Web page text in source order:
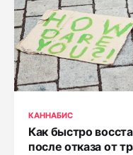
КАННАБИС
Как быстро
после отказа от